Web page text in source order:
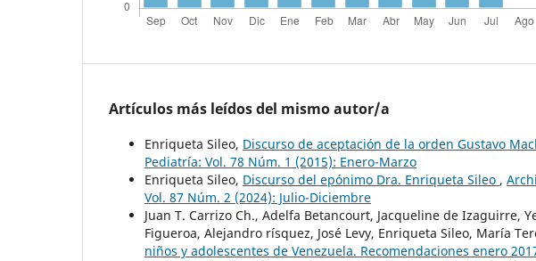
Artículos más leídos del mismo autor/a
Enriqueta Sileo, Discurso de aceptación de la orden Gustavo
Pediatría: Vol. 78 Núm. 1 (2015): Enero-Marzo
Enriqueta Sileo, Discurso del epónimo Dra. Enriqueta Sileo ,
Vol. 87 Núm. 2 (2024): Julio-Diciembre
Juan T. Carrizo Ch., Adelfa Betancourt, Jacqueline de Izaguirre,
Figueroa, Alejandro rísquez, José Levy, Enriqueta Sileo, María
niños y adolescentes de Venezuela. Recomendaciones enero